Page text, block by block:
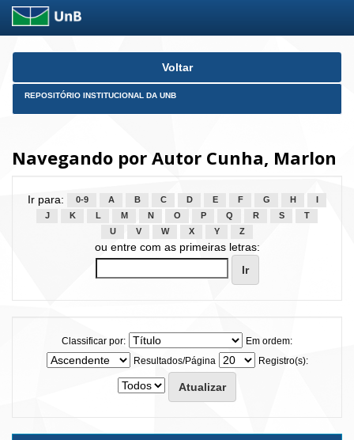
Skip
Voltar
REPOSITÓRIO INSTITUCIONAL DA UNB
Navegando por Autor Cunha, Marlon
Ir para: 0-9 A B C D E F G H
J
K L M N O P Q R S
T
U
V W X Y Z
ou entre com as primeiras letras:
Classificar por:
Em ordem:
Resultados/Página
Registro(s):